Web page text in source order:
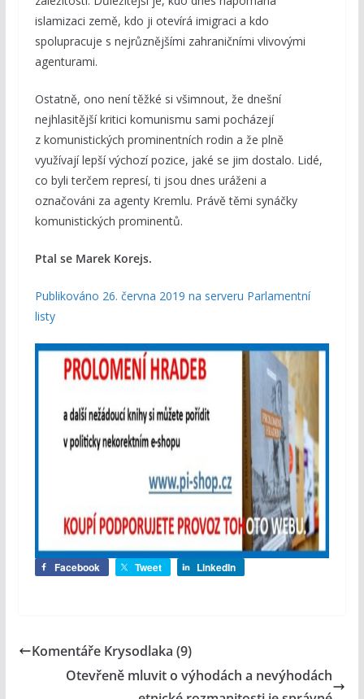
islamizaci země, kdo ji otevírá imigraci a kdo
spolupracuje s nejrůznějšími zahraničními vlivovými
agenturami.
Ostatně, ono není těžké si všimnout, že dnešní
nejhlasitější kritici komunismu sami pocházejí
z komunistických prominentních rodin a že plně
využívají lepší výchozí pozice, jaké se jim dostalo. Lidé,
co byli terčem represí, ti jsou dnes uráženi a
označováni za agenty Kremlu. Právě těmi synáčky
komunistických prominentů.
Ptal se Marek Korejs.
Publikováno 26. června 2019 na serveru Parlamentní
listy
Facebook Tweet LinkedIn
Komentáře Krysodlaka (9)
Otevřeně mluvit o výhodách a nevýhodách